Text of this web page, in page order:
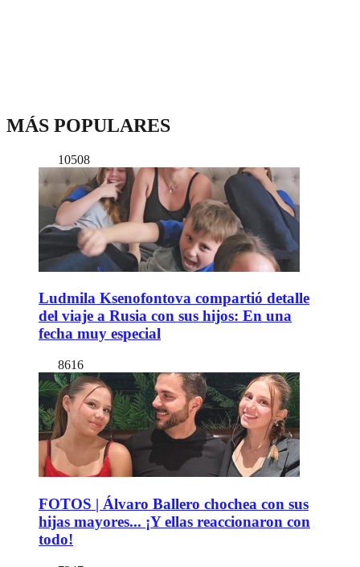
MÁS POPULARES
10508
Ludmila Ksenofontova compartió detalle
del viaje a Rusia con sus hijos: En una
fecha muy especial
8616
FOTOS | Álvaro Ballero chochea con sus
hijas mayores... ¡Y ellas reaccionaron con
todo!